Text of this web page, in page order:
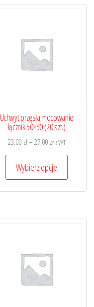
Uchwyt przęsła mocowanie
łącznik 50×30 (20 szt.)
23,00 zł–27,00 złZakres
cen:
od
23,00 zł
do
z VAT
Wybierz opcje
Ten